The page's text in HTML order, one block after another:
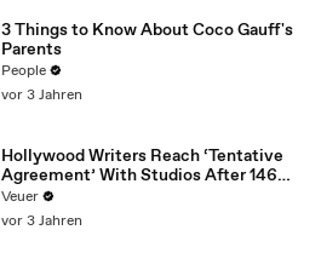
3 Things to Know About Coco Gauff's
Parents
People
vor 3 Jahren
Hollywood Writers Reach ‘Tentative
Agreement’ With Studios After 146
Day Strike
Veuer
vor 3 Jahren